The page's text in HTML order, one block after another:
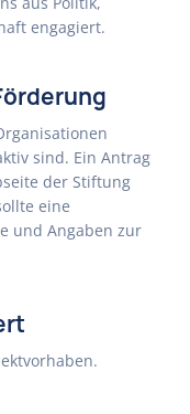
engagiert.
sind. Ein Antrag
der Stiftung
eine
und Angaben zur